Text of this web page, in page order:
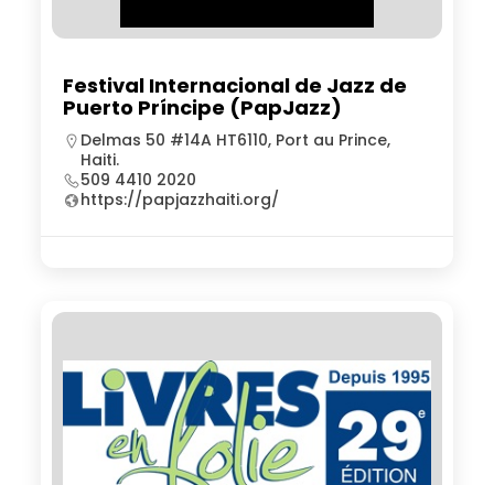
Festival Internacional de Jazz de
Puerto Príncipe (PapJazz)
Delmas 50 #14A HT6110, Port au Prince,
Haiti.
509 4410 2020
https://papjazzhaiti.org/